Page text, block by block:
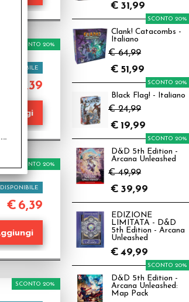
DISPONIBILE
SCONTO 20%
6,39
DISPONIBILE
SCONTO 20%
€ 6,39
SCONTO 20%
€ 31,99
Clank! Catacombs -
Italiano
€ 64,99
SCONTO 20%
€ 51,99
Black Flag! - Italiano
€ 24,99
SCONTO 20%
€ 19,99
D&D 5th Edition -
Arcana Unleashed
€ 49,99
SCONTO 20%
€ 39,99
EDIZIONE
LIMITATA - D&D
5th Edition - Arcana
Unleashed
€ 49,99
D&D 5th Edition -
Arcana Unleashed:
Map Pack
SCONTO 20%